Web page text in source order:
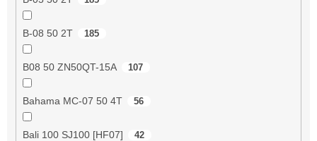
B-08 50 2T 185
B08 50 ZN50QT-15A 107
Bahama MC-07 50 4T 56
Bali 100 SJ100 [HF07] 42